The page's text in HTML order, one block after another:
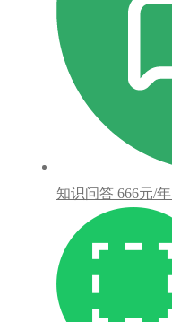
知识问答 666元/年